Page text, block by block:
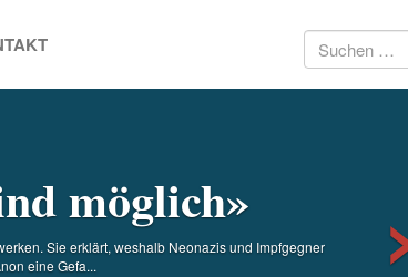
Suchen
möglich»
Sie erklärt, weshalb Neonazis und Impfgegner
eine Gefa...